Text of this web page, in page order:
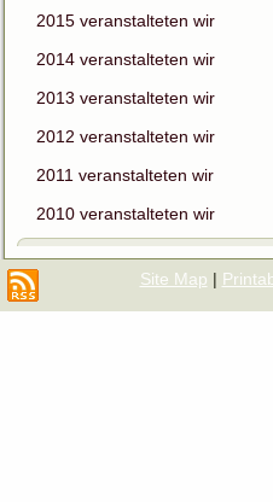
2015 veranstalteten wir
2014 veranstalteten wir
2013 veranstalteten wir
2012 veranstalteten wir
2011 veranstalteten wir
2010 veranstalteten wir
Site Map |